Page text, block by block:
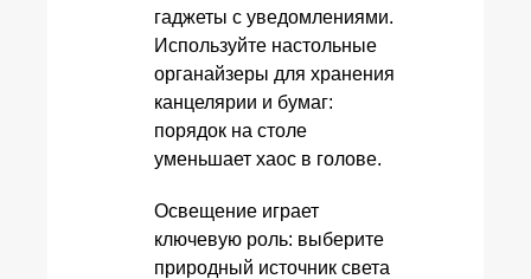
гаджеты с уведомлениями.
Используйте настольные
органайзеры для хранения
канцелярии и бумаг:
порядок на столе
уменьшает хаос в голове.
Освещение играет
ключевую роль: выберите
природный источник света